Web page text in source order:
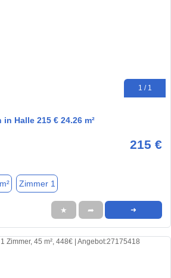
1 / 1
Halle 215 € 24.26 m²
215 €
Zimmer 1
★ ➦ ➜